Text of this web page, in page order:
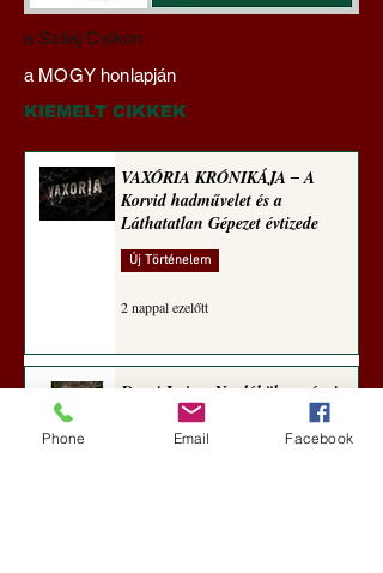
Gyimóthy Gábor
nyelvművelő gúnyvers-
sorozata (1772)
a Szilaj Csikón
a MOGY honlapján
KIEMELT CIKKEK
VAXÓRIA KRÓNIKÁJA ‒ A
Korvid hadművelet és a
Láthatatlan Gépezet évtizede
Új Történelem
2 nappal ezelőtt
Darai Lajos: Naplóbölcsességeim
Phone Email Facebook